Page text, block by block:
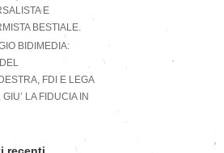
E
BESTIALE.
BIDIMEDIA:
FDI E LEGA
LA FIDUCIA IN